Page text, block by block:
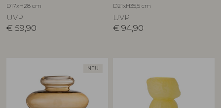
D17xH28 cm
UVP
€ 59,90
D21xH35,5 cm
UVP
€ 94,90
NEU